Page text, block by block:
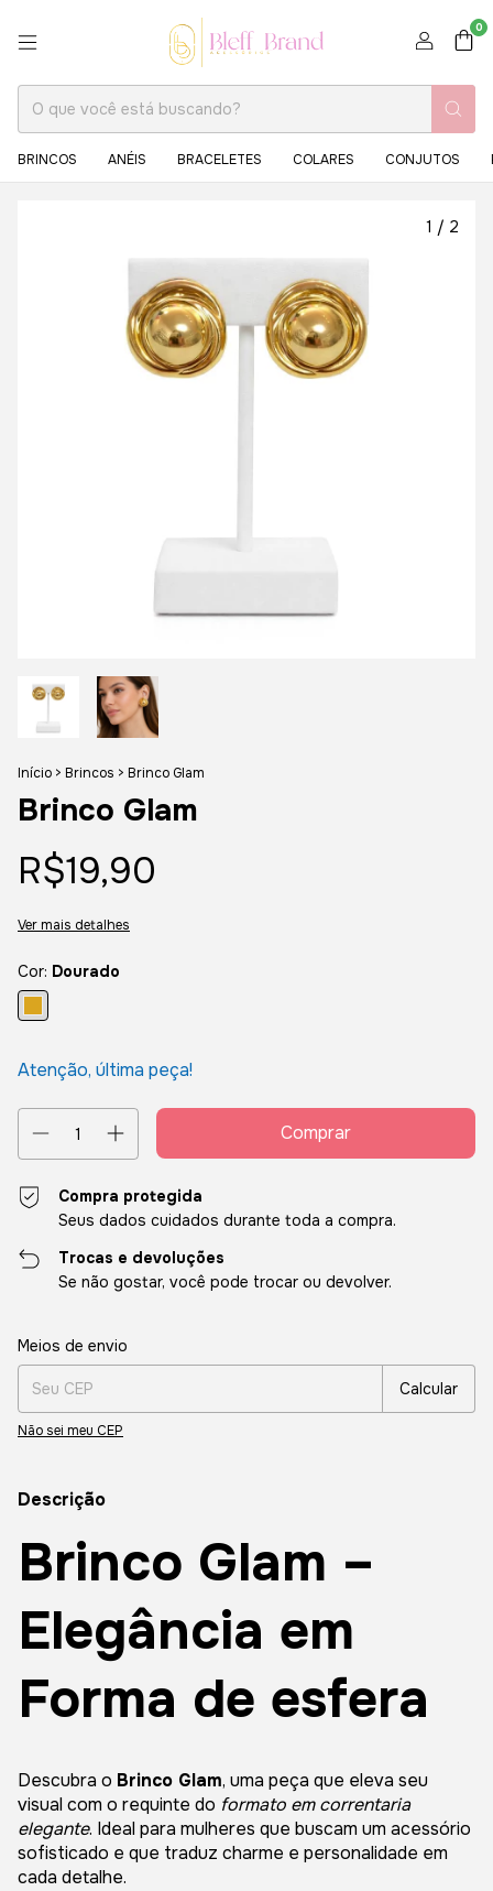
0
BRINCOS ANÉIS BRACELETES COLARES CONJUTOS
1 / 2
Início > Brincos > Brinco Glam
Brinco Glam
R$19,90
Ver mais detalhes
Cor: Dourado
Atenção, última peça!
Compra protegida
Seus dados cuidados durante toda a compra.
Trocas e devoluções
Se não gostar, você pode trocar ou devolver.
Entregas para o CEP:
Meios de envio
Calcular
Não sei meu CEP
Descrição
Brinco Glam –
Elegância em
Forma de esfera
Descubra o Brinco Glam, uma peça que eleva seu
visual com o requinte do formato em correntaria
elegante. Ideal para mulheres que buscam um acessório
sofisticado e que traduz charme e personalidade em
cada detalhe.